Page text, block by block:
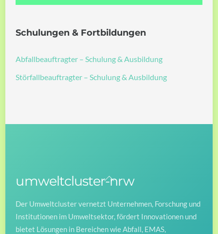
Schulungen & Fortbildungen
Abfallbeauftragter – Schulung & Ausbildung
Störfallbeauftragter – Schulung & Ausbildung
Back
Top
umweltcluster-nrw
Der Umweltcluster vernetzt Unternehmen, Forschung und
Institutionen im Umweltsektor, fördert Innovationen und
bietet Lösungen in Bereichen wie Abfall, EMAS,